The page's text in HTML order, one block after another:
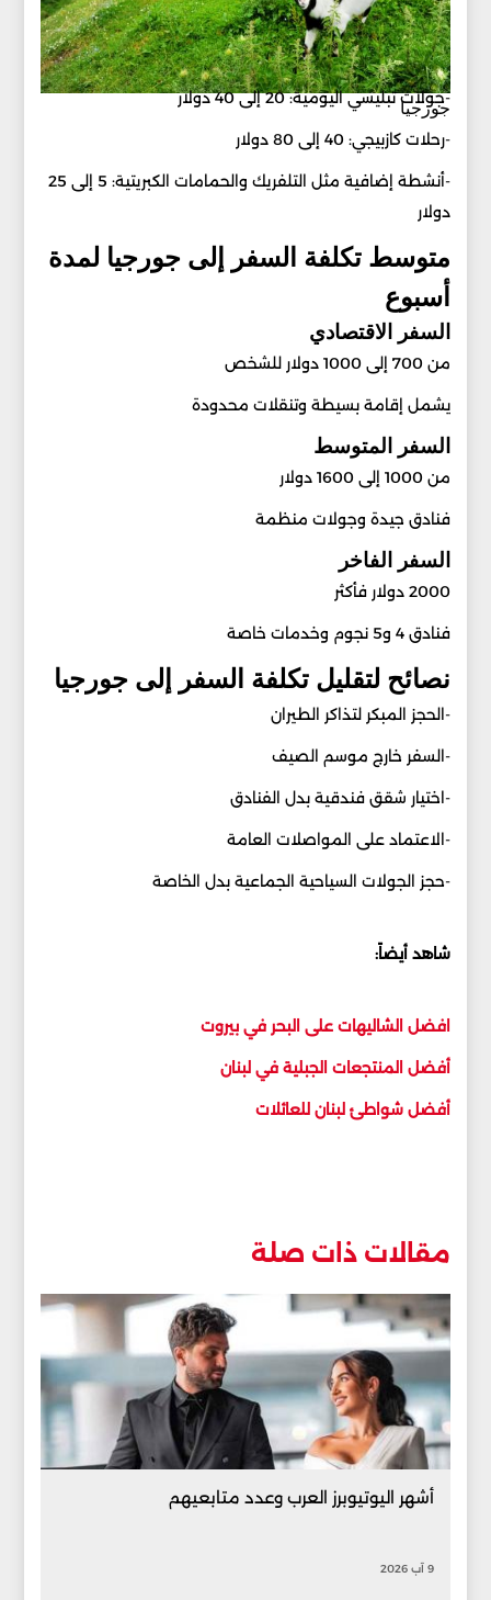
جورجيا
-جولات تبليسي اليومية: 20 إلى 40 دولار
-رحلات كازبيجي: 40 إلى 80 دولار
-أنشطة إضافية مثل التلفريك والحمامات الكبريتية: 5 إلى 25
دولار
متوسط تكلفة السفر إلى جورجيا لمدة
أسبوع
السفر الاقتصادي
من 700 إلى 1000 دولار للشخص
يشمل إقامة بسيطة وتنقلات محدودة
السفر المتوسط
من 1000 إلى 1600 دولار
فنادق جيدة وجولات منظمة
السفر الفاخر
2000 دولار فأكثر
فنادق 4 و5 نجوم وخدمات خاصة
نصائح لتقليل تكلفة السفر إلى جورجيا
-الحجز المبكر لتذاكر الطيران
-السفر خارج موسم الصيف
-اختيار شقق فندقية بدل الفنادق
-الاعتماد على المواصلات العامة
-حجز الجولات السياحية الجماعية بدل الخاصة
شاهد أيضاً:
افضل الشاليهات على البحر في بيروت
أفضل المنتجعات الجبلية في لبنان
أفضل شواطئ لبنان للعائلات
مقالات ذات صلة
أشهر اليوتيوبرز العرب وعدد متابعيهم
9 آب 2026